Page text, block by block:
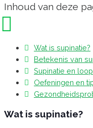
Inhoud van deze
Wat is supinatie?
Betekenis van
Supinatie en
Oefeningen en
Wat is supinatie?